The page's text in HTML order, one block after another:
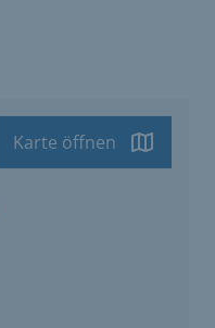
Karte öffnen